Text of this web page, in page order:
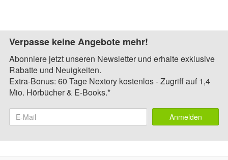
Verpasse keine Angebote mehr!
Abonniere jetzt unseren Newsletter und erhalte exklusive
Rabatte und Neuigkeiten.
Extra-Bonus: 60 Tage Nextory kostenlos - Zugriff auf 1,4
Mio. Hörbücher & E-Books.*
Anmelden